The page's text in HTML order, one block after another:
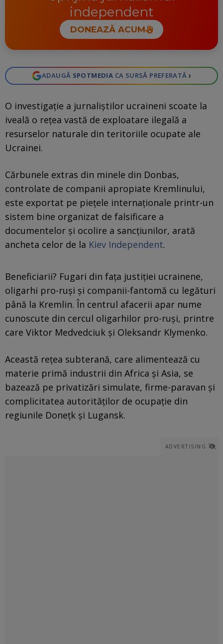
independent
DONEAZĂ ACUM
ADAUGĂ SPOTMEDIA CA SURSĂ PREFERATĂ ›
O investigație a jurnaliștilor ucraineni scoate la
iveală o rețea vastă de exploatare ilegală a
resurselor naturale din teritoriile ocupate ale
Ucrainei.
Cărbunele extras din minele din Donbas,
controlate de companii apropiate Kremlinului,
este exportat pe piețele internaționale printr-un
sistem bine organizat de falsificare a
documentelor și ocolire a sancțiunilor, arată
ancheta celor de la Kiev Independent.
Beneficiarii? Fugari din fața justiției ucrainene,
oligarhi pro-ruși și companii-fantomă cu legături
până la Kremlin. În centrul afacerii apar nume
cunoscute din cercul oligarhilor pro-ruși, printre
care Viktor Medvedciuk și Oleksandr Klymenko.
Această rețea subterană, care alimentează cu
materie primă industrii din Africa și Asia, se
bazează pe privatizări simulate, firme-paravan și
complicitatea autorităților de ocupație din
regiunile Donețk și Lugansk.
ADVERTISING